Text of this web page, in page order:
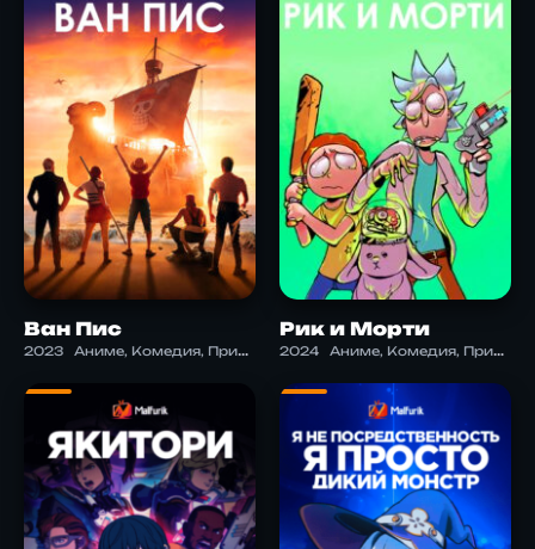
Ван Пис
2023 Аниме, Комедия, Приключения, Экшен
Рик и Морти
2024 Аниме, Комедия, Приключения, Фантастика